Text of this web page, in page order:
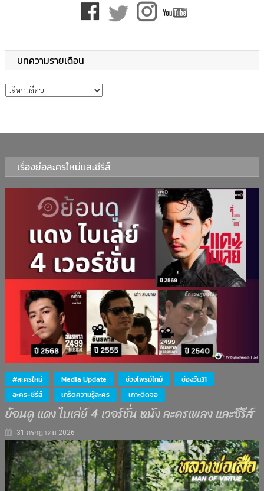
บทความรายเดือน
บทความรายเดือน
เรื่องย่อละครใหม่และซีรีส์
#ละครใหม่ Media Update ช่วงไพรม์ไทม์
ช่องวัน31
ละคร-ซีรีส์
เกร็ดความรู้ละคร เกาะติดจอ
ย้อนดู แดง ไบเล่ย์ 4 เวอร์ชั่น หนัง ละครเพลง และซีรีส์
31 กรกฎาคม 2026